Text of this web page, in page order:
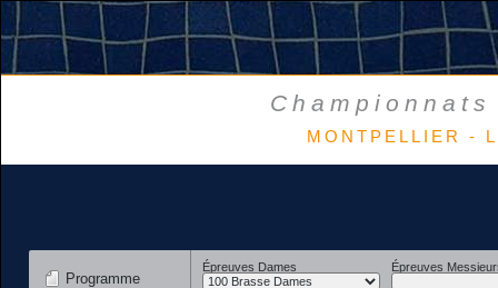
MONTPELLIER -
Programme
Épreuves Dames Épreuves